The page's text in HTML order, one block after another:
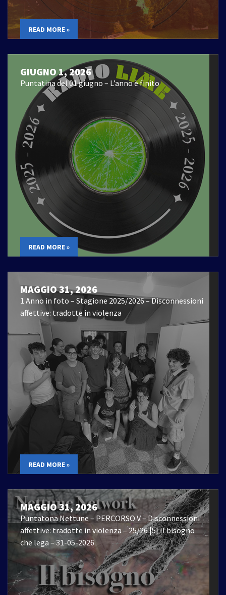
READ MORE »
GIUGNO 1, 2026
Puntatina del 01 giugno – L’anno è finito
READ MORE »
MAGGIO 31, 2026
1 Anno in foto – Stagione 2025/2026 – Disconnessioni
affettive: tradotte in violenza
READ MORE »
MAGGIO 31, 2026
Puntatona Nettune – PERCORSO V – Disconnessioni
affettive: tradotte in violenza – 25/26 |5| Il bisogno
che lega – 31-05-2026